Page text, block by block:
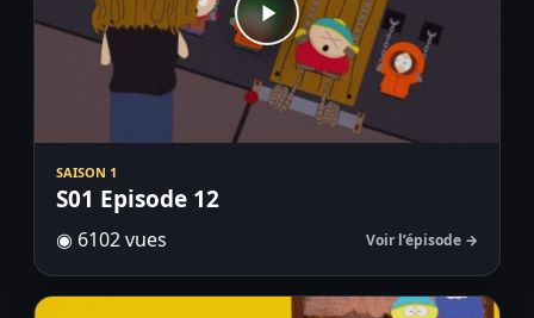
SAISON 1
S01 Episode 12
◉ 6102 vues Voir l’épisode →